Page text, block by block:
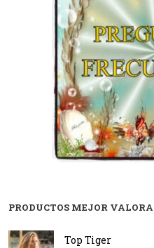
PRODUCTOS MEJOR
Top Tiger